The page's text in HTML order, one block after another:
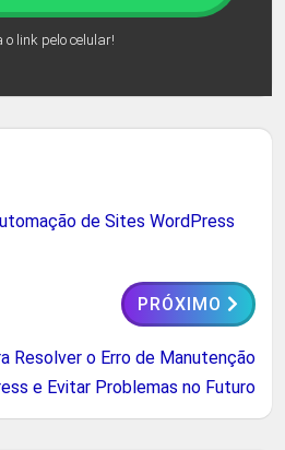
o link pelo celular!
de Sites WordPress
PRÓXIMO
Resolver o Erro de Manutenção
e Evitar Problemas no Futuro